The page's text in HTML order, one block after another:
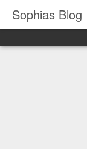
Sophias Blog